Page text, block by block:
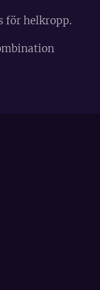
för helkropp.